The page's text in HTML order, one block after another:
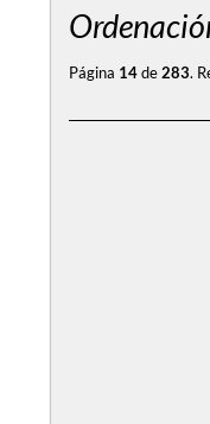
Página 14de283.